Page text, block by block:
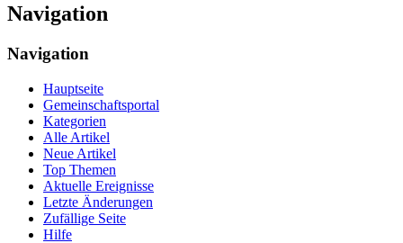
Navigation
Navigation
Hauptseite
Gemeinschaftsportal
Kategorien
Alle Artikel
Neue Artikel
Top Themen
Aktuelle Ereignisse
Letzte Änderungen
Zufällige Seite
Hilfe